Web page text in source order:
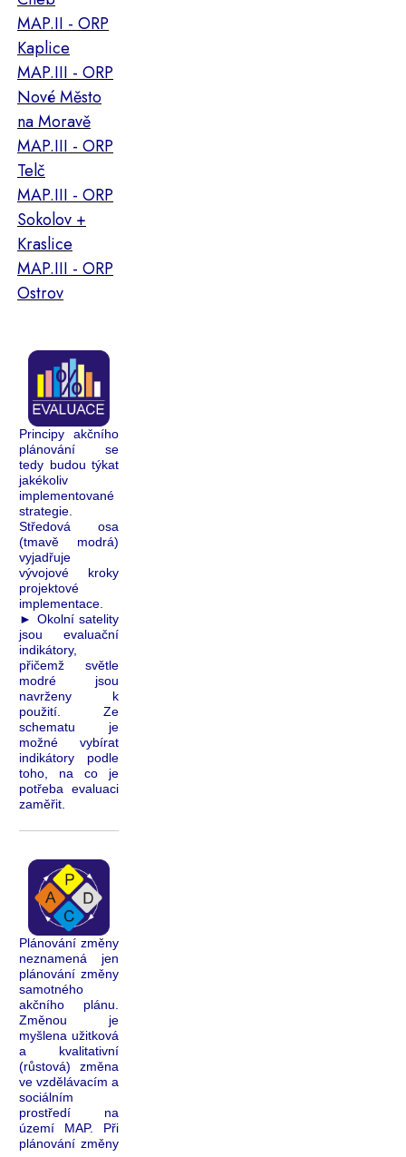
MAP.II - ORP
Kaplice
MAP.III - ORP
Nové Město
na Moravě
MAP.III - ORP
Telč
MAP.III - ORP
Sokolov +
Kraslice
MAP.III - ORP
Ostrov
Principy akčního
plánování se
tedy budou týkat
jakékoliv
implementované
strategie.
Středová osa
(tmavě modrá)
vyjadřuje
vývojové kroky
projektové
implementace.
► Okolní satelity
jsou evaluační
indikátory,
přičemž světle
modré jsou
navrženy k
použití. Ze
schematu je
možné vybírat
indikátory podle
toho, na co je
potřeba evaluaci
zaměřit.
Plánování změny
neznamená jen
plánování změny
samotného
akčního plánu.
Změnou je
myšlena užitková
a kvalitativní
(růstová) změna
ve vzdělávacím a
sociálním
prostředí na
území MAP. Při
plánování změny